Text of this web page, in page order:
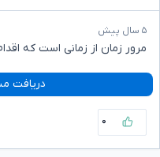
۵ سال پیش
مرور زمان از زمانی است که
دریافت
۰